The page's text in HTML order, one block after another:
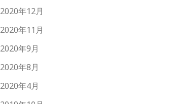
2020年12月
2020年11月
2020年9月
2020年8月
2020年4月